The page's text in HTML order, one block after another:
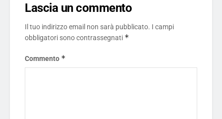
Lascia un commento
Il tuo indirizzo email non sarà pubblicato. I campi
obbligatori sono contrassegnati *
Commento *